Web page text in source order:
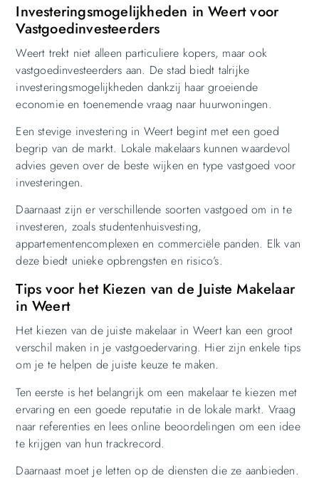
Investeringsmogelijkheden in Weert voor
Vastgoedinvesteerders
Weert trekt niet alleen particuliere kopers, maar ook
vastgoedinvesteerders aan. De stad biedt talrijke
investeringsmogelijkheden dankzij haar groeiende
economie en toenemende vraag naar huurwoningen.
Een stevige investering in Weert begint met een goed
begrip van de markt. Lokale makelaars kunnen waardevol
advies geven over de beste wijken en type vastgoed voor
investeringen.
Daarnaast zijn er verschillende soorten vastgoed om in te
investeren, zoals studentenhuisvesting,
appartementencomplexen en commerciële panden. Elk van
deze biedt unieke opbrengsten en risico’s.
Tips voor het Kiezen van de Juiste Makelaar
in Weert
Het kiezen van de juiste makelaar in Weert kan een groot
verschil maken in je vastgoedervaring. Hier zijn enkele tips
om je te helpen de juiste keuze te maken.
Ten eerste is het belangrijk om een makelaar te kiezen met
ervaring en een goede reputatie in de lokale markt. Vraag
naar referenties en lees online beoordelingen om een idee
te krijgen van hun trackrecord.
Daarnaast moet je letten op de diensten die ze aanbieden.